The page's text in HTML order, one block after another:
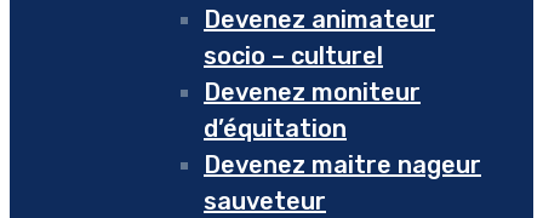
Devenez animateur
socio – culturel
Devenez moniteur
d’équitation
Devenez maitre nageur
sauveteur